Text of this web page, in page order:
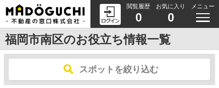
閲覧履歴
0
お気に入り
0
メニュー
福岡市南区のお役立ち情報一覧
スポットを絞り込む